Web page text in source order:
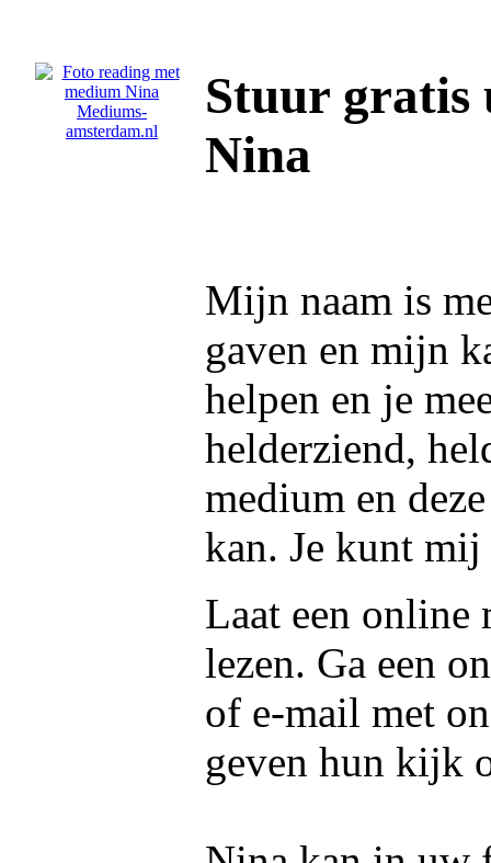
Stuur gratis
Nina
Mijn naam is
gaven en mijn
helpen en je
helderziend,
medium en
kan. Je kunt
Laat een online
lezen. Ga een
of e-mail met
geven hun kijk